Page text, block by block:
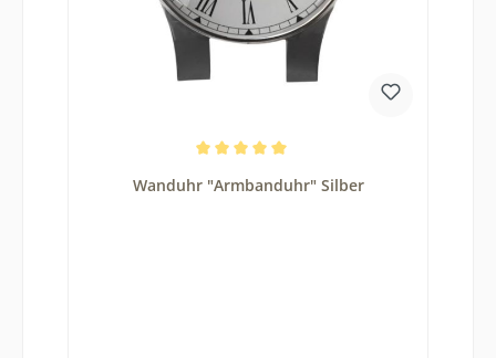
Wanduhr "Armbanduhr" Silber